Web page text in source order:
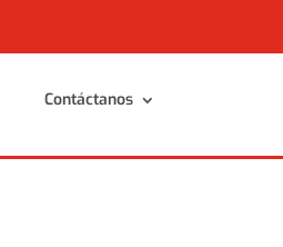
Contáctanos
Contáctanos